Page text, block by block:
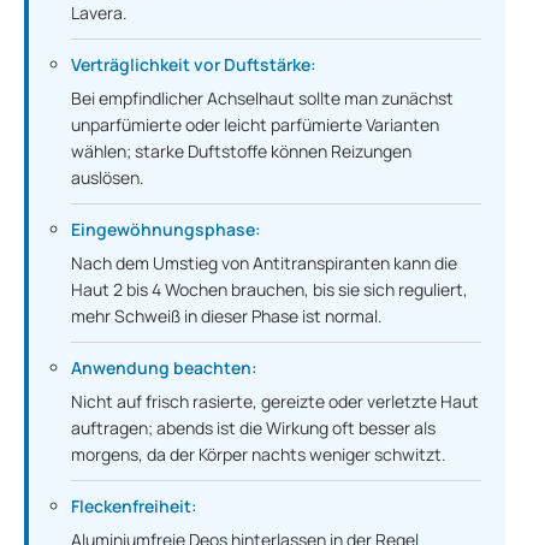
Lavera.
Verträglichkeit vor Duftstärke:
Bei empfindlicher Achselhaut sollte man zunächst
unparfümierte oder leicht parfümierte Varianten
wählen; starke Duftstoffe können Reizungen
auslösen.
Eingewöhnungsphase:
Nach dem Umstieg von Antitranspiranten kann die
Haut 2 bis 4 Wochen brauchen, bis sie sich reguliert,
mehr Schweiß in dieser Phase ist normal.
Anwendung beachten:
Nicht auf frisch rasierte, gereizte oder verletzte Haut
auftragen; abends ist die Wirkung oft besser als
morgens, da der Körper nachts weniger schwitzt.
Fleckenfreiheit:
Aluminiumfreie Deos hinterlassen in der Regel